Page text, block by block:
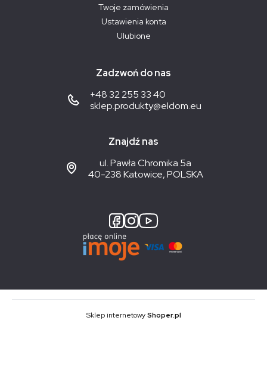
Twoje zamówienia
Ustawienia konta
Ulubione
Zadzwoń do nas
+48 32 255 33 40
sklep.produkty@eldom.eu
Znajdź nas
ul. Pawła Chromika 5a
40-238 Katowice, POLSKA
Sklep internetowyShoper.pl